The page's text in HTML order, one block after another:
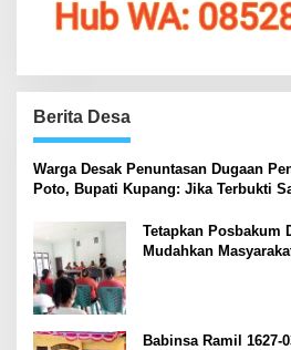
Berita Desa
‎Warga Desak Penuntasan Dugaan
Poto, Bupati Kupang: Jika Terbukti
Tetapkan Posbakum
Mudahkan
Babinsa Ramil 1627-